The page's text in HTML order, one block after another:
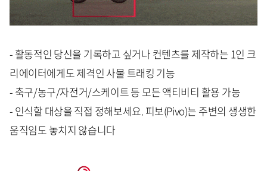
- 활동적인 당신을 기록하고 싶거나 컨텐츠를 제작하는 1인 크
리에이터에게도 제격인 사물 트래킹 기능
- 축구/농구/자전거/스케이트 등 모든 액티비티 활용 가능
- 인식할 대상을 직접 정해보세요. 피보(Pivo)는 주변의 생생한
움직임도 놓치지 않습니다